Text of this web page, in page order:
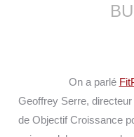
On a parlé
Geoffrey Serre, directeur
de Objectif Croissance